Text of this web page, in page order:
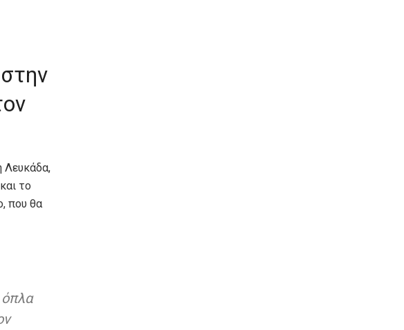
Λευκάδα,
το
που θα